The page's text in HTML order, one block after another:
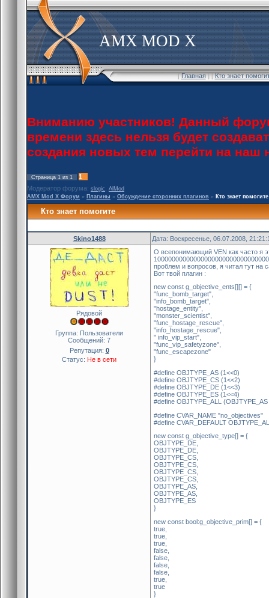
AMX MOD X
[Главная] [Кто знает
Вниманию участников! Данный
времени здесь нельзя будет
создания новых тем перейти на
Страница 1 из 1
1
Модератор форума: slogic
AlMod
AMX Mod X Форум » Плагины » Обсуждение сторонних плагинов » Кто знает помогите
Кто знает помогите
Skino1488 Дата: Воскресенье, 06.07.2008,
Рядовой
Группа: Пользователи
Сообщений: 7
Репутация: 0
Статус: Не в сети
О всепонимающий VEN как часто я
проблем и вопросов, я читал тут на
Вот твой плагин :
new const g_objective_ents[][] = {
"func_bomb_target",
"info_bomb_target",
"hostage_entity",
"monster_scientist",
"func_hostage_rescue",
"info_hostage_rescue",
" info_vip_start",
"func_vip_safetyzone",
"func_escapezone"
}
#define OBJTYPE_AS (1<<0)
#define OBJTYPE_CS (1<<2)
#define OBJTYPE_DE (1<<3)
#define OBJTYPE_ES (1<<4)
#define OBJTYPE_ALL
#define CVAR_NAME "no_objectives"
#define CVAR_DEFAULT
new const g_objective_type[] = {
OBJTYPE_DE,
OBJTYPE_DE,
OBJTYPE_CS,
OBJTYPE_CS,
OBJTYPE_CS,
OBJTYPE_CS,
OBJTYPE_AS,
OBJTYPE_AS,
OBJTYPE_ES
}
new const bool:g_objective_prim[] = {
true,
true,
true,
false,
false,
false,
false,
true,
true
}